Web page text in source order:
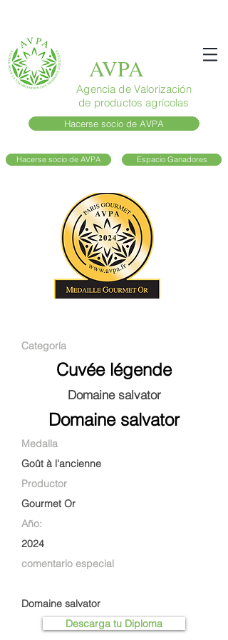
AVPA
Agencia de Valorización
de productos agrícolas
Hacerse socio de AVPA
Hacerse socio de AVPA Espacio Ganadores
Categoría
Cuvée légende
Domaine salvator
Domaine salvator
Medalla
Goût à l'ancienne
Productor
Gourmet Or
Año:
2024
comentario especial
Domaine salvator
Descarga tu Diploma